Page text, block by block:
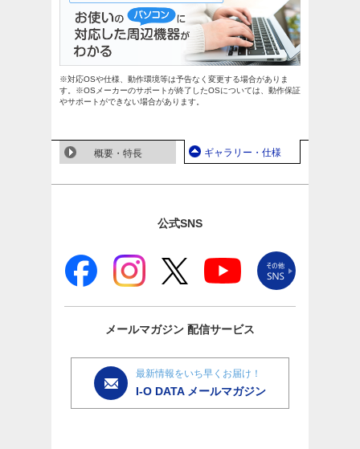
※対応OSや仕様、動作環境等は予告なく変更する場合がありま
す。※OSメーカーのサポートが終了したOSについては、動作保証
やサポートができない場合があります。
概要・特長 ギャラリー・仕様
公式SNS
メールマガジン 配信サービス
最新情報をいち早くお届け！
I-O DATA メールマガジン